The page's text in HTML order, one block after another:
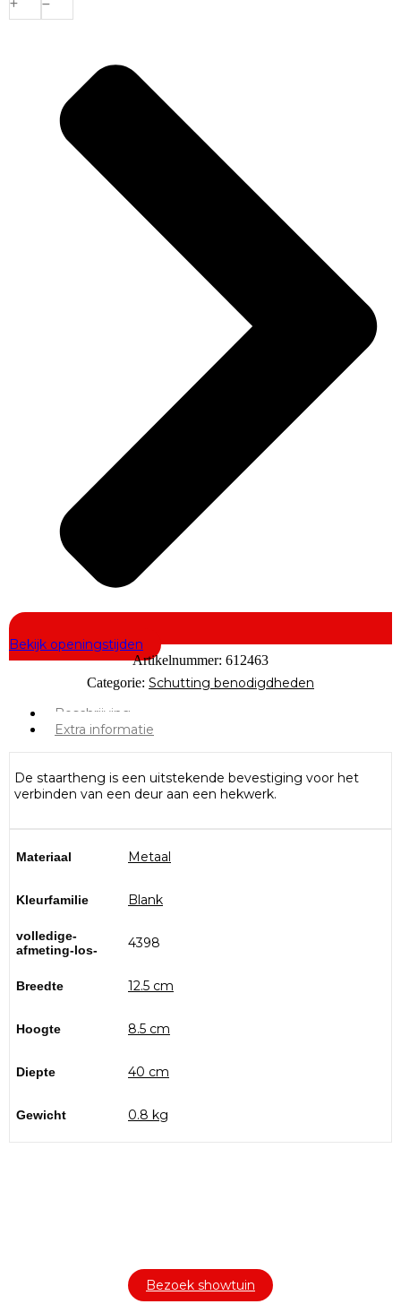
Gegalvaniseerd
aantal
Bekijk openingstijden
Artikelnummer: 612463
Categorie: Schutting benodigdheden
Beschrijving
Extra informatie
De staartheng is een uitstekende bevestiging voor het
verbinden van een deur aan een hekwerk.
Materiaal Metaal
Kleurfamilie Blank
volledige-
afmeting-los-
4398
Breedte 12.5 cm
Hoogte 8.5 cm
Diepte 40 cm
Gewicht 0.8 kg
Bezoek showtuin